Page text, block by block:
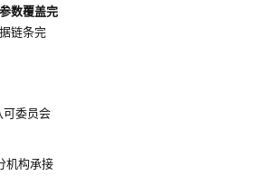
参数覆盖完
链条完
委员会
机构承接